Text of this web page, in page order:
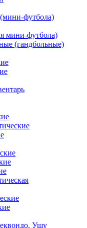
футбола)
мини-футбола)
(гандбольные)
Ушу